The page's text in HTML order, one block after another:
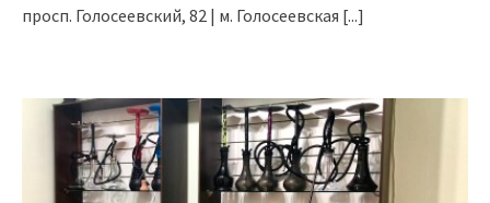
просп. Голосеевский, 82 | м. Голосеевская [...]